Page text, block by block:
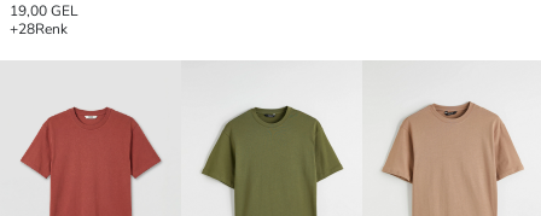
19,00 GEL
+28Renk